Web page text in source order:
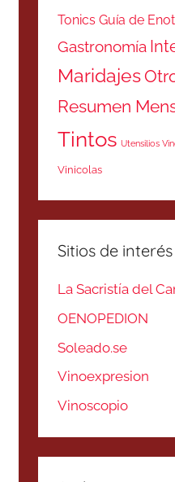
Tonics Guía de
Gastronomía
Maridajes
Resumen
Tintos Utensilios
Vinicolas
Sitios de interés
La Sacristía del
OENOPEDION
Soleado.se
Vinoexpresion
Vinoscopio